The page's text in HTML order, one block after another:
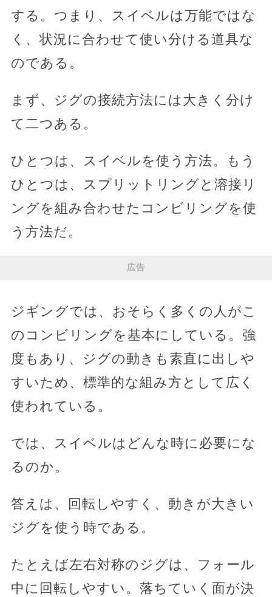
する。つまり、スイベルは万能ではな
く、状況に合わせて使い分ける道具な
のである。
まず、ジグの接続方法には大きく分け
て二つある。
ひとつは、スイベルを使う方法。もう
ひとつは、スプリットリングと溶接リ
ングを組み合わせたコンビリングを使
う方法だ。
広告
ジギングでは、おそらく多くの人がこ
のコンビリングを基本にしている。強
度もあり、ジグの動きも素直に出しや
すいため、標準的な組み方として広く
使われている。
では、スイベルはどんな時に必要にな
るのか。
答えは、回転しやすく、動きが大きい
ジグを使う時である。
たとえば左右対称のジグは、フォール
中に回転しやすい。落ちていく面が決